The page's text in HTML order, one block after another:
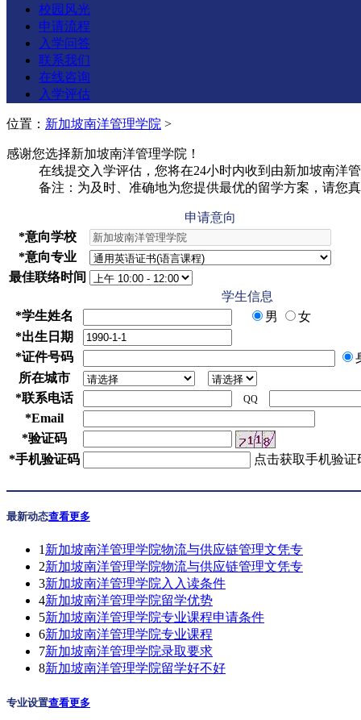
校园风光
申请流程
入学问答
联系我们
在线咨询
入学评估
位置： 新加坡南洋管理学院 >
感谢您选择新加坡南洋管理学院！
在线提交入学评估，您将在24小时内收到由新加坡南洋
备注：为及时、准确地为您提供最优的留学方案，请您
申请意向
*意向学校
*意向专业
最佳联络时间
学生信息
*学生姓名 男
女
*出生日期
*证件号码
所在城市
*联系电话 QQ
*Email
*验证码
*手机验证码 点击获取手机验证
最新动态查看更多
1 新加坡南洋管理学院物流与供应链管理文凭专
2新加坡南洋管理学院物流与供应链管理文凭专
3新加坡南洋管理学院入入读条件
4新加坡南洋管理学院留学优势
5新加坡南洋管理学院专业课程申请条件
6新加坡南洋管理学院专业课程
7新加坡南洋管理学院录取要求
8新加坡南洋管理学院留学好不好
专业设置查看更多